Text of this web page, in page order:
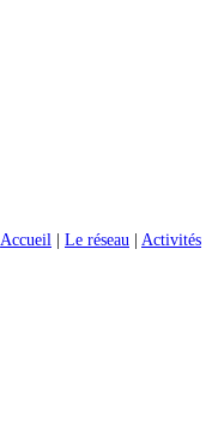
Accueil | Le réseau | Activités